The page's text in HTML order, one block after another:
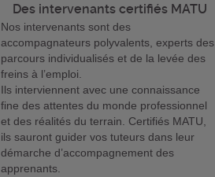
Des intervenants certifiés MATU
Nos intervenants sont des
accompagnateurs polyvalents, experts des
parcours individualisés et de la levée des
freins à l’emploi.
Ils interviennent avec une connaissance
fine des attentes du monde professionnel
et des réalités du terrain. Certifiés MATU,
ils sauront guider vos tuteurs dans leur
démarche d’accompagnement des
apprenants.